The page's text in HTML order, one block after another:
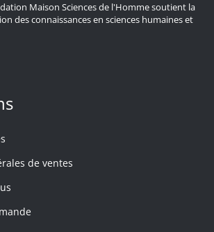
Maison Sciences de l'Homme soutient la
des connaissances en sciences humaines et
de ventes